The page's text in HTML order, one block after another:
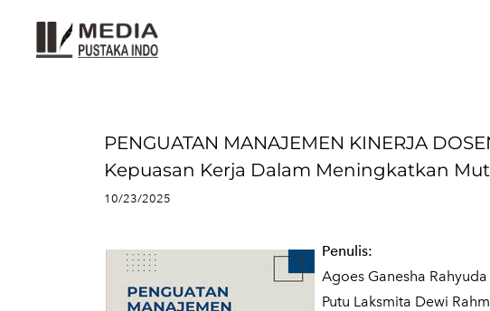
PENGUATAN MANAJEMEN KINERJA
Kepuasan Kerja Dalam Meningkatkan
10/23/2025
Penulis:
Agoes Ganesha Rahyuda
Putu Laksmita Dewi